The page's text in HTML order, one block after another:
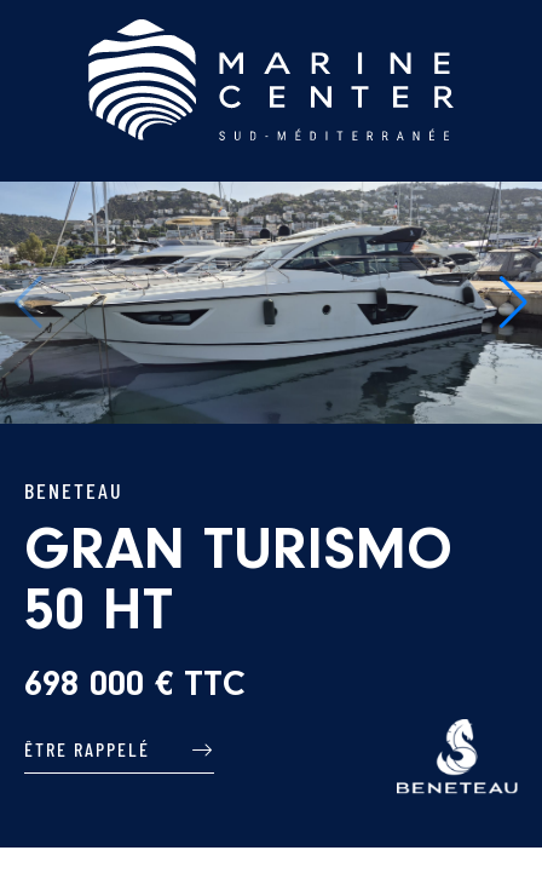
BENETEAU
GRAN TURISMO
50 HT
698 000 € TTC
ÊTRE RAPPELÉ